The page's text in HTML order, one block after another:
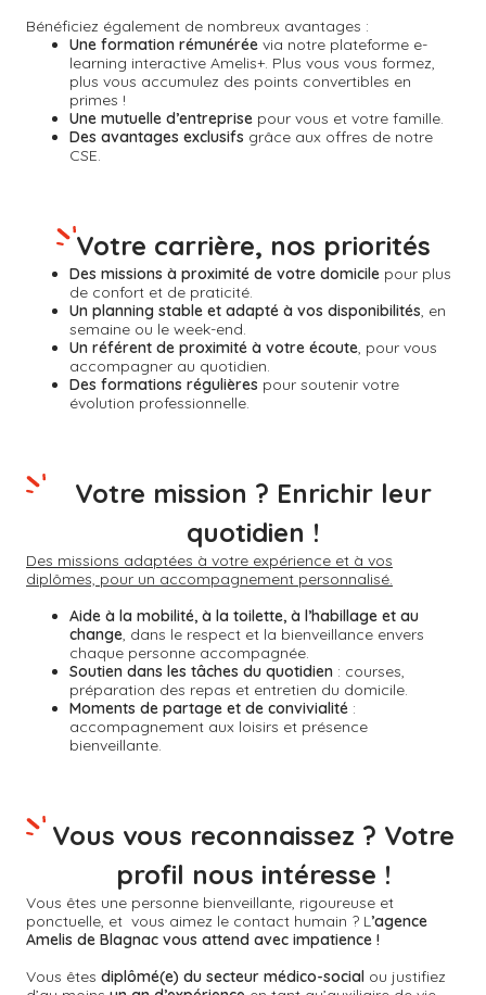
Bénéficiez également de nombreux avantages :
Une formation rémunérée via notre plateforme e-
learning interactive Amelis+. Plus vous vous formez,
plus vous accumulez des points convertibles en
primes !
Une mutuelle d’entreprise pour vous et votre famille.
Des avantages exclusifs grâce aux offres de notre
CSE.
Des missions à proximité de votre domicile pour plus
de confort et de praticité.
Un planning stable et adapté à vos disponibilités, en
semaine ou le week-end.
Un référent de proximité à votre écoute, pour vous
accompagner au quotidien.
Des formations régulières pour soutenir votre
évolution professionnelle.
Votre carrière, nos priorités
Des missions adaptées à votre expérience et à vos
diplômes, pour un accompagnement personnalisé.
Aide à la mobilité, à la toilette, à l’habillage et au
change, dans le respect et la bienveillance envers
chaque personne accompagnée.
Soutien dans les tâches du quotidien : courses,
préparation des repas et entretien du domicile.
Moments de partage et de convivialité :
accompagnement aux loisirs et présence
bienveillante.
Votre mission ? Enrichir leur
quotidien !
Vous êtes une personne bienveillante, rigoureuse et
ponctuelle, et vous aimez le contact humain ? L’agence
Amelis de Blagnac vous attend avec impatience !
Vous êtes diplômé(e) du secteur médico-social ou justifiez
Vous vous reconnaissez ? Votre
profil nous intéresse !